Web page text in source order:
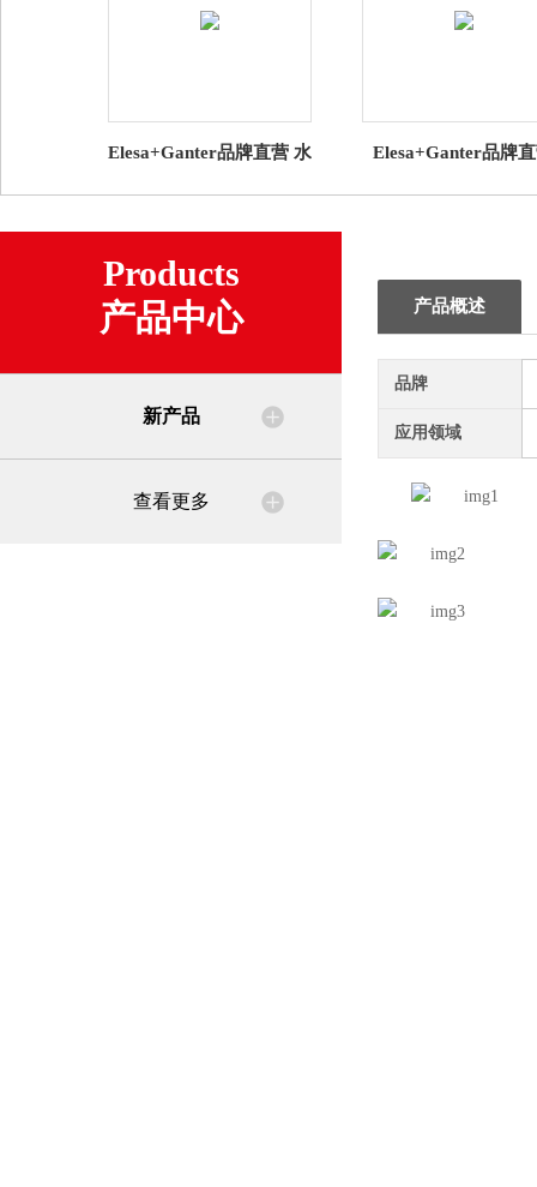
Elesa+Ganter品牌直营 水
脚 带橡胶垫（1）
Elesa+Ganter品牌
CKE 的折叠 钥匙批
Products
产品中心
新产品
查看更多
产品概述
品牌
应用领域